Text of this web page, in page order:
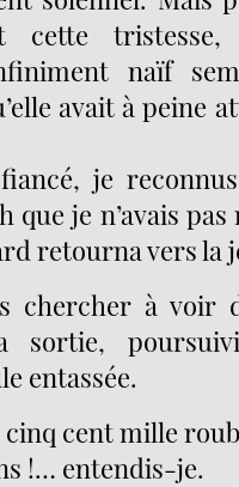
cette tristesse,
naïf
avait à peine
je
que je n’avais
retourna vers
chercher à voir
sortie,
entassée.
cinq cent mille
!… entendis-je.